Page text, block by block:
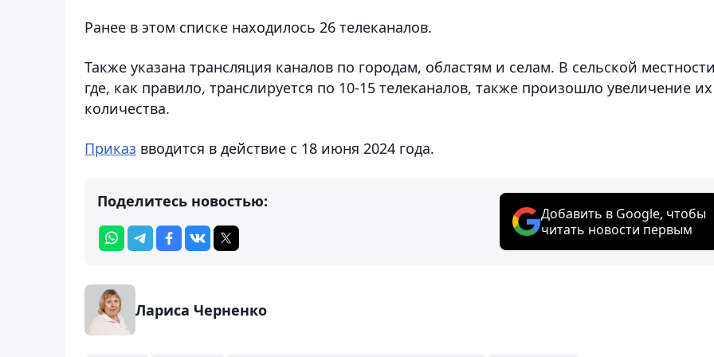
Ранее в этом списке находилось 26 телеканалов.
Также указана трансляция каналов по городам, областям и селам. В сельской
где, как правило, транслируется по 10-15 телеканалов, также произошло увеличение их
количества.
Приказ вводится в действие с 18 июня 2024 года.
Поделитесь новостью:
Добавить в Google, чтобы
читать новости первым
Лариса Черненко